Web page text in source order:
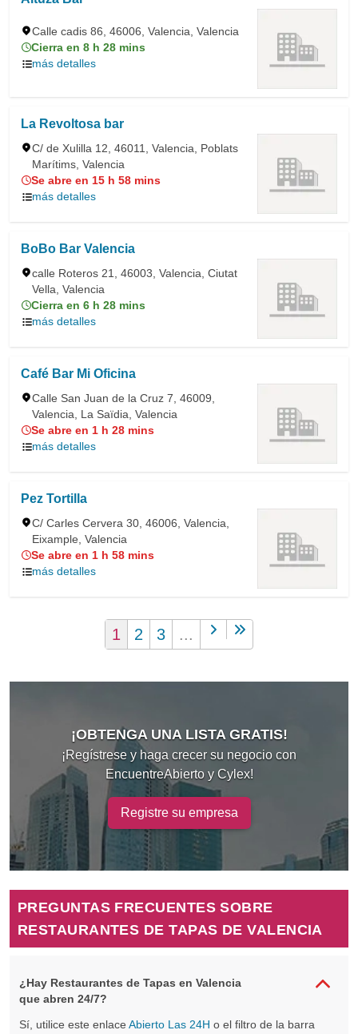
Calle cadis 86, 46006, Valencia, Valencia
Cierra en 8 h 28 mins
más detalles
La Revoltosa bar
C/ de Xulilla 12, 46011, Valencia, Poblats
Marítims, Valencia
Se abre en 15 h 58 mins
más detalles
BoBo Bar Valencia
calle Roteros 21, 46003, Valencia, Ciutat
Vella, Valencia
Cierra en 6 h 28 mins
más detalles
Café Bar Mi Oficina
Calle San Juan de la Cruz 7, 46009,
Valencia, La Saïdia, Valencia
Se abre en 1 h 28 mins
más detalles
Pez Tortilla
C/ Carles Cervera 30, 46006, Valencia,
Eixample, Valencia
Se abre en 1 h 58 mins
más detalles
1 2 3 ...
¡OBTENGA UNA LISTA GRATIS!
¡Regístrese y haga crecer su negocio con
EncuentreAbierto y Cylex!
Registre su empresa
PREGUNTAS FRECUENTES SOBRE
RESTAURANTES DE TAPAS DE VALENCIA
¿Hay Restaurantes de Tapas en Valencia
que abren 24/7?
Sí, utilice este enlace Abierto Las 24H o el filtro de la barra